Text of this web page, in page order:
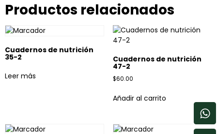
Productos relacionados
Cuadernos de nutrición
35-2
Leer más
Cuadernos de nutrición
47-2
$60.00
Añadir al carrito